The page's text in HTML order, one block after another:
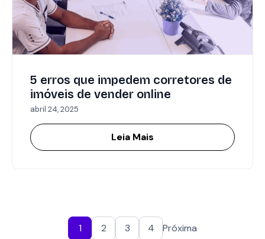
5 erros que impedem corretores de
imóveis de vender online
abril 24, 2025
Leia Mais
1 2 3 4 Próxima